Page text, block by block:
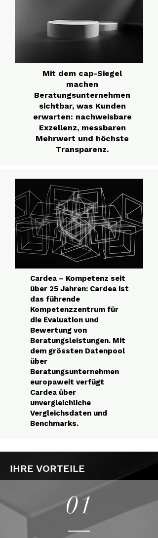
Mit dem cap-Siegel
machen
Beratungsunternehmen
sichtbar, was Kunden
erwarten: nachweisbare
Exzellenz, messbaren
Mehrwert und höchste
Transparenz.
Cardea – Kompetenz seit
über 25 Jahren: Cardea ist
das führende
Kompetenzzentrum für
die Evaluation und
Bewertung von
Beratungsleistungen. Mit
dem grössten Datenpool
über
Beratungsunternehmen
europaweit verfügt
Cardea über
unvergleichliche
Vergleichsdaten und
Benchmarks.
IHRE VORTEILE
01